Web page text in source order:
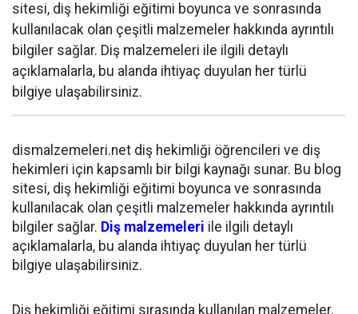
sitesi, diş hekimliği eğitimi boyunca ve sonrasında
kullanılacak olan çeşitli malzemeler hakkında ayrıntılı
bilgiler sağlar. Diş malzemeleri ile ilgili detaylı
açıklamalarla, bu alanda ihtiyaç duyulan her türlü
bilgiye ulaşabilirsiniz.
dismalzemeleri.net diş hekimliği öğrencileri ve diş
hekimleri için kapsamlı bir bilgi kaynağı sunar. Bu blog
sitesi, diş hekimliği eğitimi boyunca ve sonrasında
kullanılacak olan çeşitli malzemeler hakkında ayrıntılı
bilgiler sağlar. Diş malzemeleri ile ilgili detaylı
açıklamalarla, bu alanda ihtiyaç duyulan her türlü
bilgiye ulaşabilirsiniz.
Diş hekimliği eğitimi sırasında kullanılan malzemeler,